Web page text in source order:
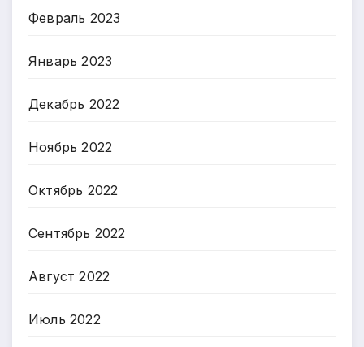
Февраль 2023
Январь 2023
Декабрь 2022
Ноябрь 2022
Октябрь 2022
Сентябрь 2022
Август 2022
Июль 2022